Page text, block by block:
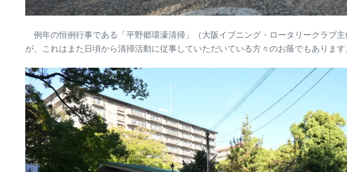
例年の恒例行事である「平野郷環濠清掃」（大阪イブニング・ロータリークラブ
が、これはまた日頃から清掃活動に従事していただいている方々のお蔭でもあります